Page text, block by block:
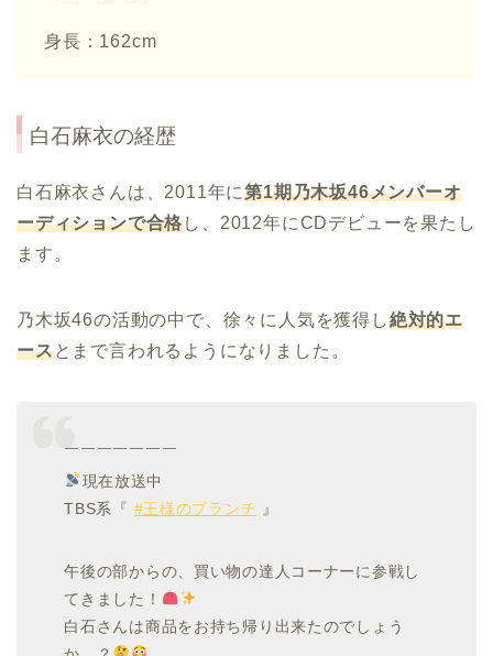
身長：162cm
白石麻衣の経歴
白石麻衣さんは、2011年に第1期乃木坂46メンバーオ
ーディションで合格し、2012年にCDデビューを果たし
ます。
乃木坂46の活動の中で、徐々に人気を獲得し絶対的エ
ースとまで言われるようになりました。
￣￣￣￣￣￣￣
現在放送中
TBS系『 #王様のブランチ 』
午後の部からの、買い物の達人コーナーに参戦し
てきました！
白石さんは商品をお持ち帰り出来たのでしょう